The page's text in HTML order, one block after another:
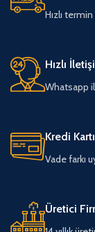
Hızlı
Hızlı
Whatsapp
Kredi
Vade farkı
Üretici